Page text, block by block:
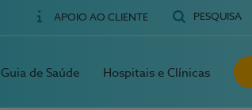
APOIO AO CLIENTE PESQUISA
Guia de Saúde Hospitais e Clínicas